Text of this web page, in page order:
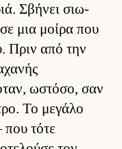
Σβήνει σιω­
μια μοίρα που
Πριν από την
ωστόσο, σαν
Το μεγάλο
τότε